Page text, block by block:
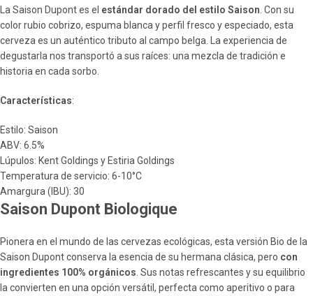
La Saison Dupont es el estándar dorado del estilo Saison. Con su
color rubio cobrizo, espuma blanca y perfil fresco y especiado, esta
cerveza es un auténtico tributo al campo belga. La experiencia de
degustarla nos transportó a sus raíces: una mezcla de tradición e
historia en cada sorbo.
Características:
Estilo: Saison
ABV: 6.5%
Lúpulos: Kent Goldings y Estiria Goldings
Temperatura de servicio: 6-10°C
Amargura (IBU): 30
Saison Dupont Biologique
Pionera en el mundo de las cervezas ecológicas, esta versión Bio de la
Saison Dupont conserva la esencia de su hermana clásica, pero con
ingredientes 100% orgánicos. Sus notas refrescantes y su equilibrio
la convierten en una opción versátil, perfecta como aperitivo o para